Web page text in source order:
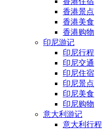
香港景点
香港美食
香港购物
印尼游记
印尼行程
印尼交通
印尼住宿
印尼景点
印尼美食
印尼购物
意大利游记
意大利行程